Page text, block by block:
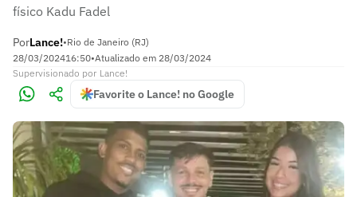
físico Kadu Fadel
PorLance!•Rio de Janeiro (RJ)
28/03/202416:50•Atualizado em 28/03/2024
Supervisionado por Lance!
Favorite o Lance! no Google